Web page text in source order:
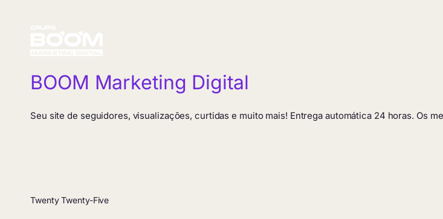
BOOM Marketing Digital
Seu site de seguidores, visualizações, curtidas e muito mais! Entrega automática 24 horas. Os
Twenty Twenty-Five